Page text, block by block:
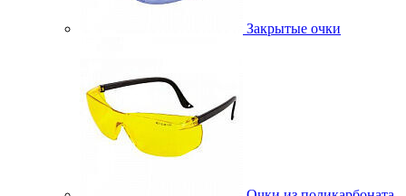
Закрытые очки